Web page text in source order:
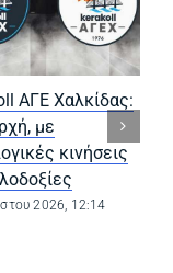
ΑΓΕ Χαλκίδας:
με
κινήσεις
2026, 12:14